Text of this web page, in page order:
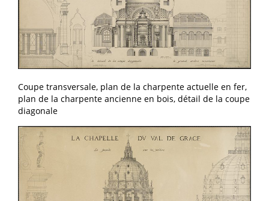
Coupe transversale, plan de la charpente actuelle en fer,
plan de la charpente ancienne en bois, détail de la coupe
diagonale